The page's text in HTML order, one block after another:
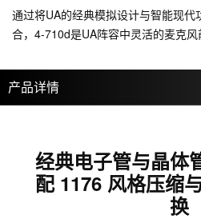
通过将UA的经典模拟设计与智能现
合，4-710d是UA阵容中灵活的麦克风
产品详情
经典电子管与晶体
配 1176 风格压缩
换